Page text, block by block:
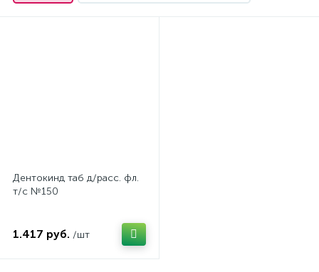
Дентокинд таб д/расс. фл.
т/с №150
1.417 руб. /шт